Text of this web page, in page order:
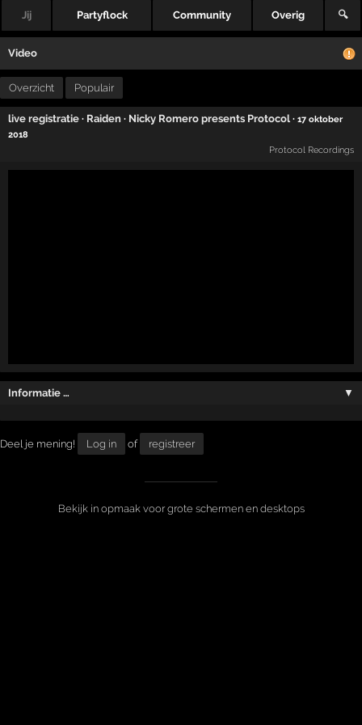
Jij Partyflock Community Overig 🔍
Video
Overzicht Populair
live registratie · Raiden · Nicky Romero presents Protocol ·17 oktober
2018
Protocol Recordings
Informatie … ▼
Deel je mening! Log in of registreer
Bekijk in opmaak voor grote schermen en desktops